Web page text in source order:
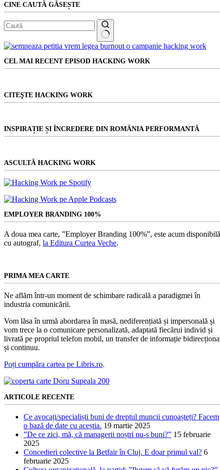
CINE CAUTĂ GĂSEȘTE
Niciun
CEL MAI RECENT EPISOD HACKING WORK
CITEŞTE HACKING WORK
INSPIRAȚIE ȘI ÎNCREDERE DIN ROMÂNIA PERFORMANTĂ
ASCULTĂ HACKING WORK
EMPLOYER BRANDING 100%
A doua mea carte, ”Employer Branding 100%”, este acum
cu autograf, la Editura Curtea Veche.
PRIMA MEA CARTE
Ne aflăm într-un moment de schimbare radicală a paradigmei în
industria comunicării.
Vom lăsa în urmă abordarea în masă, nediferențiată și impersonală și
vom trece la o comunicare personalizată, adaptată fiecărui individ și
livrată pe propriul telefon mobil, un transfer de informație
și continuu.
Poți cumpăra cartea pe Libris.ro.
ARTICOLE RECENTE
Ce avocați/specialiști buni de dreptul muncii cunoașteți? Facem
o bază de date cu aceștia. 19 martie 2025
”De ce zici, mă, că managerii noștri nu-s buni?” 15 februarie
2025
Concedieri colective la Betfair în Cluj. E doar primul val? 6
februarie 2025